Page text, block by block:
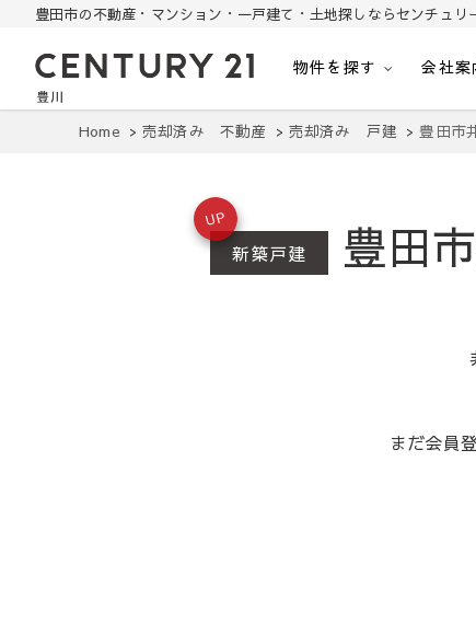
豊田市の不動産・マンション・一戸建て・土地探しならセンチュリ
豊田市の中古住宅・土地・リノベ物件
物件を探す 会社案
Home 売却済み 不動産 売却済み 戸建 豊田市
新築戸建 豊田
UP
まだ会員